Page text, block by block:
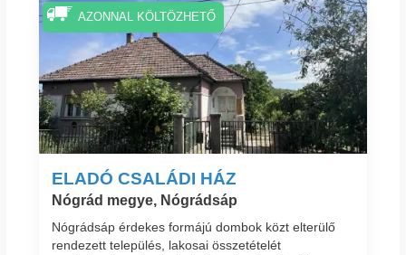
ELADÓ CSALÁDI HÁZ
Nógrád megye, Nógrádsáp
Nógrádsáp érdekes formájú dombok közt elterülő
rendezett település, lakosai összetételét
AZONNAL KÖLTÖZHETŐ